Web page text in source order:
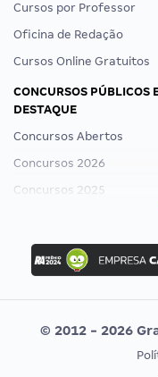
Cursos por Professor
Oficina de Redação
Cursos Online Gratuitos
CONCURSOS PÚBLICOS
DESTAQUE
Concursos Abertos
Concursos 2026
Concursos 2025
Concurso Ibama
Concurso MPU
Editais publicados
CONCURSOS POR
© 2012 - 2026